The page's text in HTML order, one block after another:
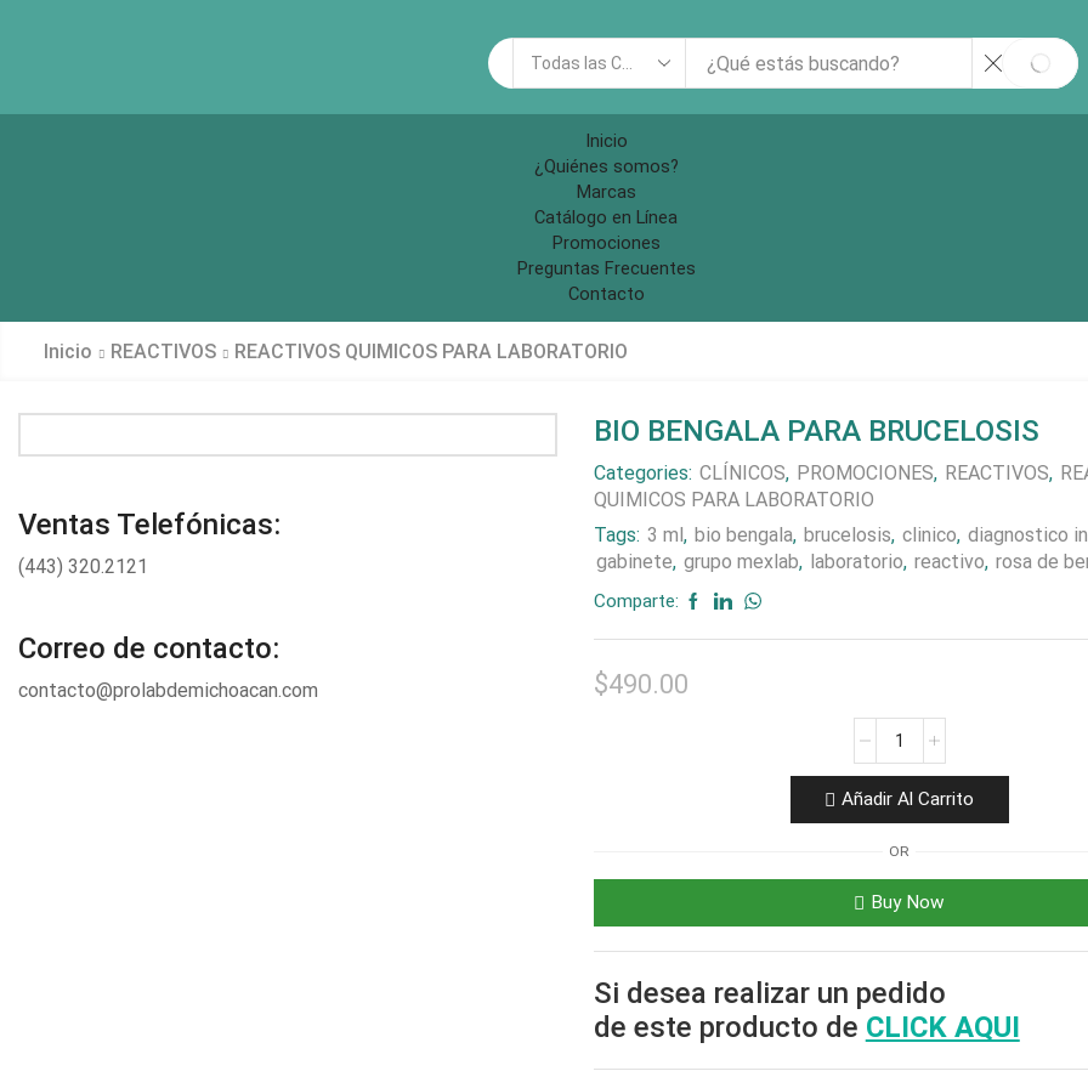
Search
Inicio
¿Quiénes somos?
Marcas
Catálogo en Línea
Promociones
Preguntas Frecuentes
Contacto
Inicio REACTIVOS REACTIVOS QUIMICOS PARA LABORATORIO
Ventas Telefónicas:
(443) 320.2121
Correo de contacto:
contacto@prolabdemichoacan.com
BIO BENGALA PARA BRUCELOSIS
Categories: CLÍNICOS, PROMOCIONES, REACTIVOS,
QUIMICOS PARA LABORATORIO
Tags: 3 ml, bio bengala, brucelosis, clinico, diagnostico
gabinete, grupo mexlab, laboratorio, reactivo, rosa de
Comparte:
$490.00
BENGALA
PARA
BRUCELOSIS
Añadir Al Carrito
OR
Buy Now
Si desea realizar un pedido
de este producto de CLICK AQUI